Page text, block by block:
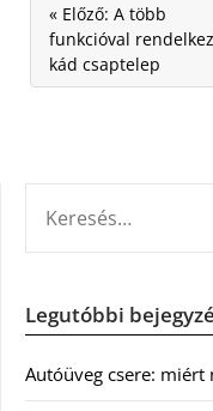
« Előző: A több
funkcióval
kád csaptelep
Legutóbbi
Autóüveg csere: miért